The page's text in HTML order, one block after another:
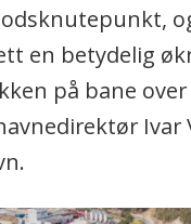
en betydelig
på bane over
Ivar